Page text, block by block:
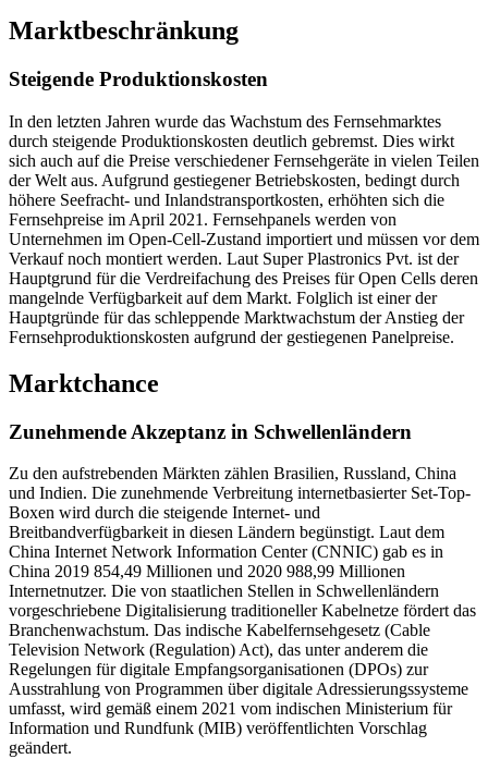
Marktbeschränkung
Steigende Produktionskosten
In den letzten Jahren wurde das Wachstum des Fernsehmarktes
durch steigende Produktionskosten deutlich gebremst. Dies wirkt
sich auch auf die Preise verschiedener Fernsehgeräte in vielen Teilen
der Welt aus. Aufgrund gestiegener Betriebskosten, bedingt durch
höhere Seefracht- und Inlandstransportkosten, erhöhten sich die
Fernsehpreise im April 2021. Fernsehpanels werden von
Unternehmen im Open-Cell-Zustand importiert und müssen vor dem
Verkauf noch montiert werden. Laut Super Plastronics Pvt. ist der
Hauptgrund für die Verdreifachung des Preises für Open Cells deren
mangelnde Verfügbarkeit auf dem Markt. Folglich ist einer der
Hauptgründe für das schleppende Marktwachstum der Anstieg der
Fernsehproduktionskosten aufgrund der gestiegenen Panelpreise.
Marktchance
Zunehmende Akzeptanz in Schwellenländern
Zu den aufstrebenden Märkten zählen Brasilien, Russland, China
und Indien. Die zunehmende Verbreitung internetbasierter Set-Top-
Boxen wird durch die steigende Internet- und
Breitbandverfügbarkeit in diesen Ländern begünstigt. Laut dem
China Internet Network Information Center (CNNIC) gab es in
China 2019 854,49 Millionen und 2020 988,99 Millionen
Internetnutzer. Die von staatlichen Stellen in Schwellenländern
vorgeschriebene Digitalisierung traditioneller Kabelnetze fördert das
Branchenwachstum. Das indische Kabelfernsehgesetz (Cable
Television Network (Regulation) Act), das unter anderem die
Regelungen für digitale Empfangsorganisationen (DPOs) zur
Ausstrahlung von Programmen über digitale Adressierungssysteme
umfasst, wird gemäß einem 2021 vom indischen Ministerium für
Information und Rundfunk (MIB) veröffentlichten Vorschlag
geändert.